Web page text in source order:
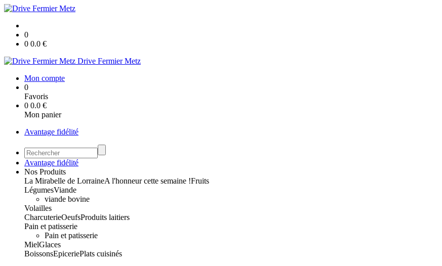
0
0 0.0 €
Drive Fermier Metz
Mon compte
0
Favoris
0 0.0 €
Mon panier
Avantage fidélité
Avantage fidélité
Nos Produits
La Mirabelle de LorraineA l'honneur cette semaine !Fruits
LégumesViande
viande bovine
Volailles
CharcuterieOeufsProduits laitiers
Pain et patisserie
Pain et patisserie
MielGlaces
BoissonsEpiceriePlats cuisinés